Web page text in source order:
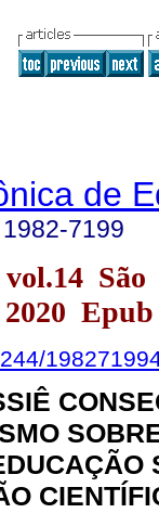
de
1982-7199
São
Epub